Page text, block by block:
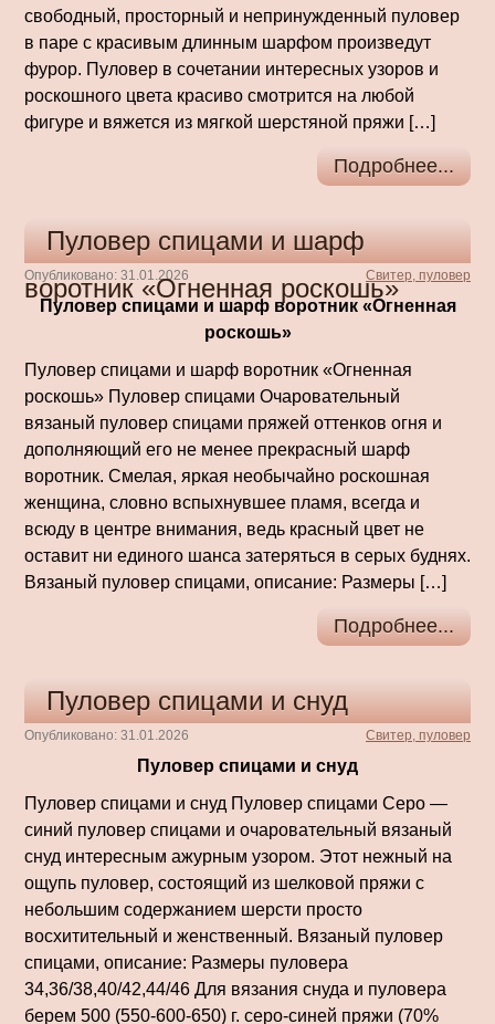
свободный, просторный и непринужденный пуловер
в паре с красивым длинным шарфом произведут
фурор. Пуловер в сочетании интересных узоров и
роскошного цвета красиво смотрится на любой
фигуре и вяжется из мягкой шерстяной пряжи […]
Подробнее...
Пуловер спицами и шарф
воротник «Огненная роскошь»
Опубликовано: 31.01.2026 Свитер, пуловер
Пуловер спицами и шарф воротник «Огненная
роскошь»
Пуловер спицами и шарф воротник «Огненная
роскошь» Пуловер спицами Очаровательный
вязаный пуловер спицами пряжей оттенков огня и
дополняющий его не менее прекрасный шарф
воротник. Смелая, яркая необычайно роскошная
женщина, словно вспыхнувшее пламя, всегда и
всюду в центре внимания, ведь красный цвет не
оставит ни единого шанса затеряться в серых буднях.
Вязаный пуловер спицами, описание: Размеры […]
Подробнее...
Пуловер спицами и снуд
Опубликовано: 31.01.2026 Свитер, пуловер
Пуловер спицами и снуд
Пуловер спицами и снуд Пуловер спицами Серо —
синий пуловер спицами и очаровательный вязаный
снуд интересным ажурным узором. Этот нежный на
ощупь пуловер, состоящий из шелковой пряжи с
небольшим содержанием шерсти просто
восхитительный и женственный. Вязаный пуловер
спицами, описание: Размеры пуловера
34,36/38,40/42,44/46 Для вязания снуда и пуловера
берем 500 (550-600-650) г. серо-синей пряжи (70%